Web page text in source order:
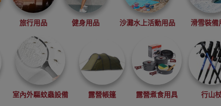
旅行用品 健身用品 沙灘水上活動用品 滑雪裝備
室內外驅蚊蟲設備 露營帳篷 露營煮食用具 行山